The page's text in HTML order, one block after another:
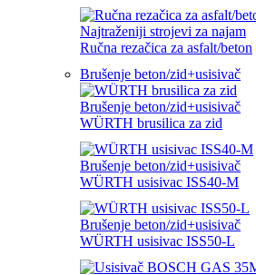
Najtraženiji strojevi za najam
Ručna rezačica za asfalt/beton
Brušenje beton/zid+usisivač
Brušenje beton/zid+usisivač
WÜRTH brusilica za zid
Brušenje beton/zid+usisivač
WÜRTH usisivac ISS40-M
Brušenje beton/zid+usisivač
WÜRTH usisivac ISS50-L